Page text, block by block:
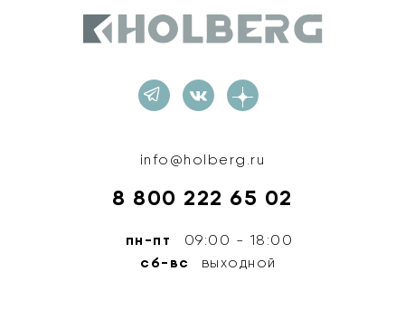
info@holberg.ru
8 800 222 65 02
пн-пт 09:00 - 18:00
сб-вс выходной